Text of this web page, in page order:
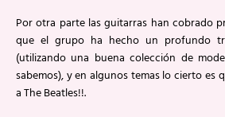
Por otra parte las guitarras han cobrado
que el grupo ha hecho un profundo
(utilizando una buena colección de
sabemos), y en algunos temas lo cierto es
a The Beatles!!.